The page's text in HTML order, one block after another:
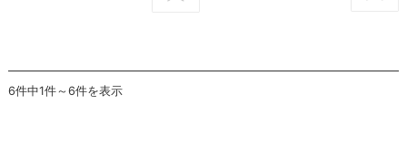
6件中1件～6件を表示